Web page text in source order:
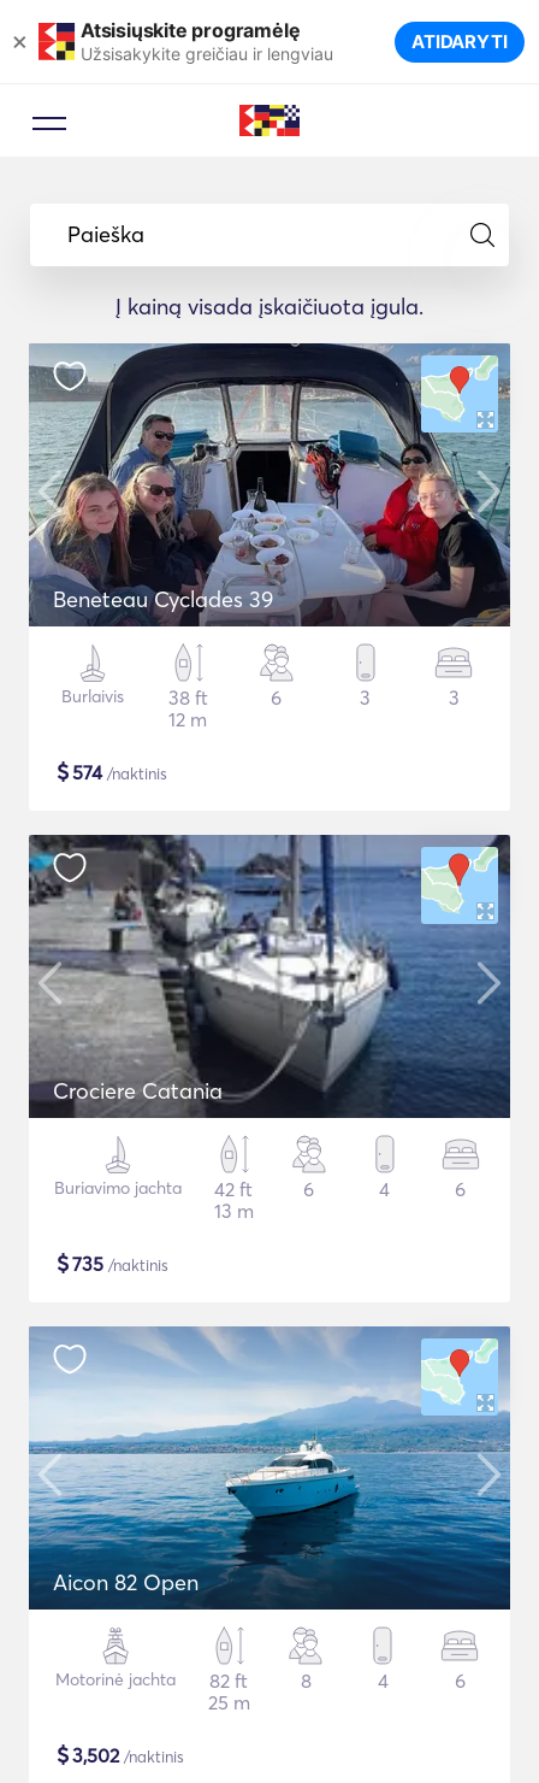
× Atsisiųskite programėlę
Užsisakykite greičiau ir lengviau ATIDARYTI
Paieška
Į kainą visada įskaičiuota įgula.
Beneteau Cyclades 39
Burlaivis
38 ft
12 m
6 3 3
$574/naktinis
Crociere Catania
Buriavimo jachta
42 ft
13 m
6 4 6
$735 /naktinis
Aicon 82 Open
Motorinė jachta
82 ft
25 m
8 4 6
$3,502/naktinis